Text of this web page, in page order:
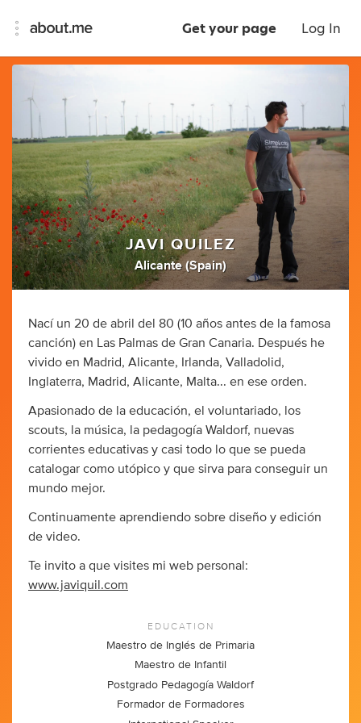
Get your page Log In
JAVI QUILEZ
Alicante (Spain)
Nací un 20 de abril del 80 (10 años antes de la famosa
canción) en Las Palmas de Gran Canaria. Después he
vivido en Madrid, Alicante, Irlanda, Valladolid,
Inglaterra, Madrid, Alicante, Malta... en ese orden.
Apasionado de la educación, el voluntariado, los
scouts, la música, la pedagogía Waldorf, nuevas
corrientes educativas y casi todo lo que se pueda
catalogar como utópico y que sirva para conseguir un
mundo mejor.
Continuamente aprendiendo sobre diseño y edición
de video.
Te invito a que visites mi web personal:
www.javiquil.com
EDUCATION
Maestro de Inglés de Primaria
Maestro de Infantil
Postgrado Pedagogía Waldorf
Formador de Formadores